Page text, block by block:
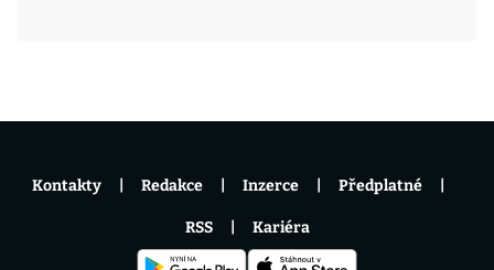
Kontakty Redakce Inzerce Předplatné
RSS Kariéra